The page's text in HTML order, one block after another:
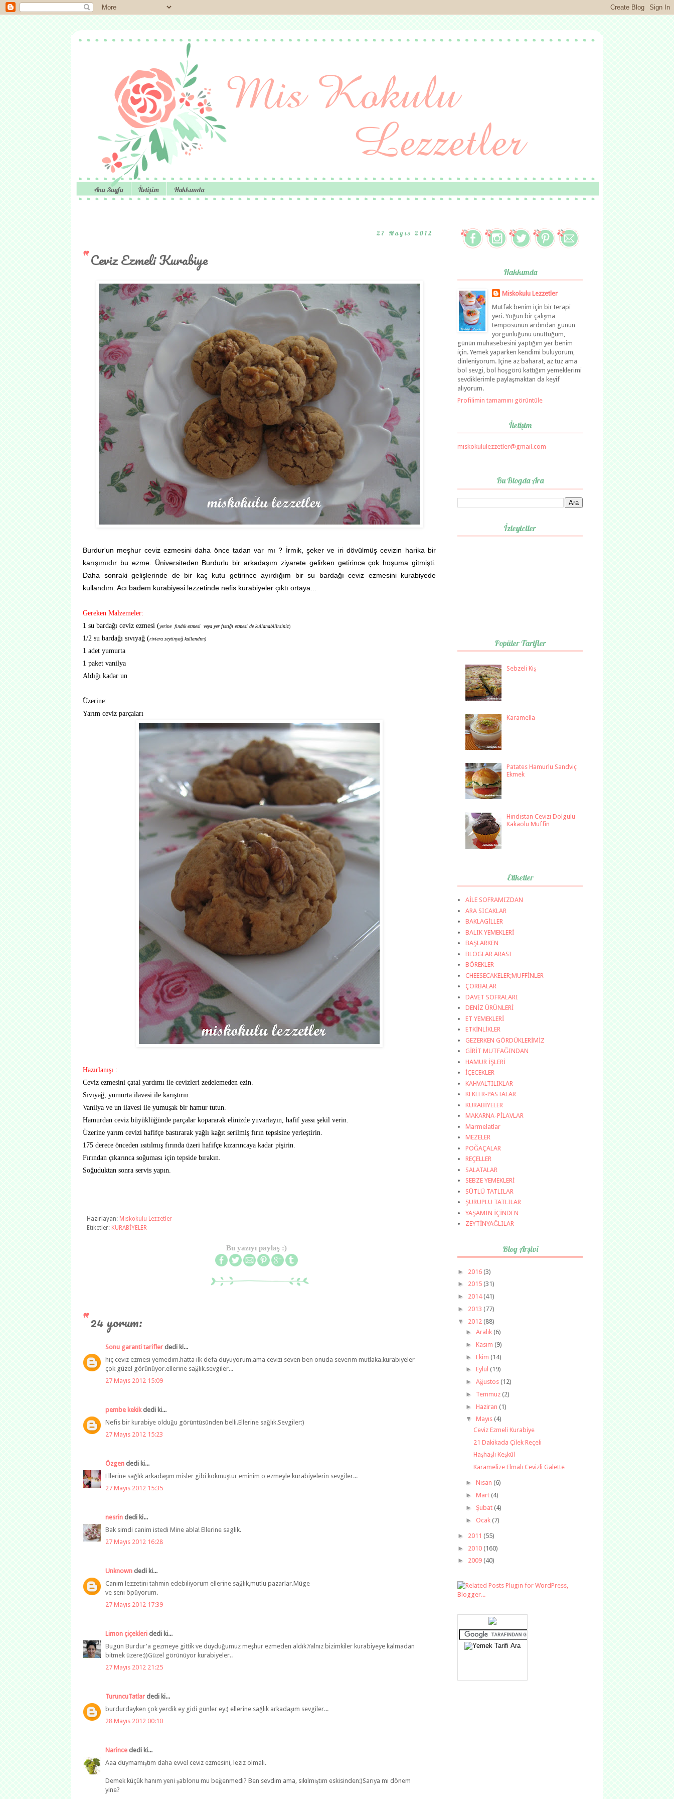
Ana Sayfa İletişim Hakkımda
27 Mayıs 2012
Ceviz Ezmeli Kurabiye
Burdur'un meşhur ceviz ezmesini daha önce tadan var mı ? İrmik, şeker ve iri dövülmüş cevizin harika bir
karışımıdır bu ezme. Üniversiteden Burdurlu bir arkadaşım ziyarete gelirken getirince çok hoşuma gitmişti.
Daha sonraki gelişlerinde de bir kaç kutu getirince ayırdığım bir su bardağı ceviz ezmesini kurabiyede
kullandım. Acı badem kurabiyesi lezzetinde nefis kurabiyeler çıktı ortaya...
Gereken Malzemeler:
1 su bardağı ceviz ezmesi (yerine fındık ezmesi veya yer fıstığı ezmesi de kullanabilirsiniz)
1/2 su bardağı sıvıyağ (riviera zeytinyağ kullandım)
1 adet yumurta
1 paket vanilya
Aldığı kadar un
Üzerine:
Yarım ceviz parçaları
Hazırlanışı :
Ceviz ezmesini çatal yardımı ile cevizleri zedelemeden ezin.
Sıvıyağ, yumurta ilavesi ile karıştırın.
Vanilya ve un ilavesi ile yumuşak bir hamur tutun.
Hamurdan ceviz büyüklüğünde parçalar kopararak elinizde yuvarlayın, hafif yassı şekil verin.
Üzerine yarım cevizi hafifçe bastırarak yağlı kağıt serilmiş fırın tepsisine yerleştirin.
175 derece önceden ısıtılmış fırında üzeri hafifçe kızarıncaya kadar pişirin.
Fırından çıkarınca soğuması için tepside bırakın.
Soğuduktan sonra servis yapın.
Hazırlayan: Miskokulu Lezzetler
Etiketler: KURABİYELER
Bu yazıyı paylaş :)
24 yorum:
Sonu garanti tarifler dedi ki...
hiç ceviz ezmesi yemedim.hatta ilk defa duyuyorum.ama cevizi seven ben onuda severim mutlaka.kurabiyeler
çok güzel görünüyor.ellerine sağlık.sevgiler...
27 Mayıs 2012 15:09
pembe kekikdedi ki...
Nefis bir kurabiye olduğu görüntüsünden belli.Ellerine sağlık.Sevgiler:)
27 Mayıs 2012 15:23
Özgen dedi ki...
Ellerine sağlık arkadaşım misler gibi kokmuştur eminim o ezmeyle kurabiyelerin sevgiler...
27 Mayıs 2012 15:35
nesrin dedi ki...
Bak simdi canim istedi Mine abla! Ellerine saglik.
27 Mayıs 2012 16:28
Unknown dedi ki...
Canım lezzetini tahmin edebiliyorum ellerine sağlık,mutlu pazarlar.Müge
ve seni öpüyorum.
27 Mayıs 2012 17:39
Limon çiçekleri dedi ki...
Bugün Burdur'a gezmeye gittik ve duyduğumuz meşhur ezmeden aldık.Yalnız bizimkiler kurabiyeye kalmadan
bitmek üzere:))Güzel görünüyor kurabiyeler..
27 Mayıs 2012 21:25
TuruncuTatlar dedi ki...
burdurdayken çok yerdik ey gidi günler ey:) ellerine sağlık arkadaşım sevgiler...
28 Mayıs 2012 00:10
Narince dedi ki...
Aaa duymamıştım daha evvel ceviz ezmesini, leziz olmalı.
Demek küçük hanım yeni şablonu mu beğenmedi? Ben sevdim ama, sıkılmıştım eskisinden:)Sarıya mı dönem
yine?
Hakkımda
Miskokulu Lezzetler
Mutfak benim için bir terapi
yeri. Yoğun bir çalışma
temposunun ardından günün
yorgunluğunu unuttuğum,
günün muhasebesini yaptığım yer benim
için. Yemek yaparken kendimi buluyorum,
dinleniyorum. İçine az baharat, az tuz ama
bol sevgi, bol hoşgörü kattığım yemeklerimi
sevdiklerimle paylaşmaktan da keyif
alıyorum.
Profilimin tamamını görüntüle
İletişim
miskokululezzetler@gmail.com
Bu Blogda Ara
İzleyiciler
Popüler Tarifler
Sebzeli Kiş
Karamella
Patates Hamurlu Sandviç
Ekmek
Hindistan Cevizi Dolgulu
Kakaolu Muffin
Etiketler
AİLE SOFRAMIZDAN
ARA SICAKLAR
BAKLAGİLLER
BALIK YEMEKLERİ
BAŞLARKEN
BLOGLAR ARASI
BÖREKLER
CHEESECAKELER;MUFFİNLER
ÇORBALAR
DAVET SOFRALARI
DENİZ ÜRÜNLERİ
ET YEMEKLERİ
ETKİNLİKLER
GEZERKEN GÖRDÜKLERİMİZ
GİRİT MUTFAĞINDAN
HAMUR İŞLERİ
İÇECEKLER
KAHVALTILIKLAR
KEKLER-PASTALAR
KURABİYELER
MAKARNA-PİLAVLAR
Marmelatlar
MEZELER
POĞAÇALAR
REÇELLER
SALATALAR
SEBZE YEMEKLERİ
SÜTLÜ TATLILAR
ŞURUPLU TATLILAR
YAŞAMIN İÇİNDEN
ZEYTİNYAĞLILAR
Blog Arşivi
► 2016 (3)
► 2015 (31)
► 2014(41)
► 2013 (77)
▼ 2012 (88)
► Aralık (6)
► Kasım (9)
► Ekim (14)
► Eylül (19)
► Ağustos (12)
► Temmuz (2)
► Haziran (1)
▼ Mayıs (4)
Ceviz Ezmeli Kurabiye
21 Dakikada Çilek Reçeli
Haşhaşlı Keşkül
Karamelize Elmalı Cevizli Galette
► Nisan (6)
► Mart (4)
► Şubat (4)
► Ocak (7)
► 2011 (55)
► 2010 (160)
► 2009 (40)